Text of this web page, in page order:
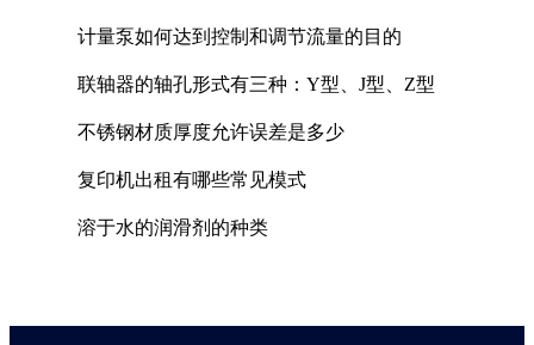
计量泵如何达到控制和调节流量的目的
联轴器的轴孔形式有三种：Y型、J型、Z型
不锈钢材质厚度允许误差是多少
复印机出租有哪些常见模式
溶于水的润滑剂的种类